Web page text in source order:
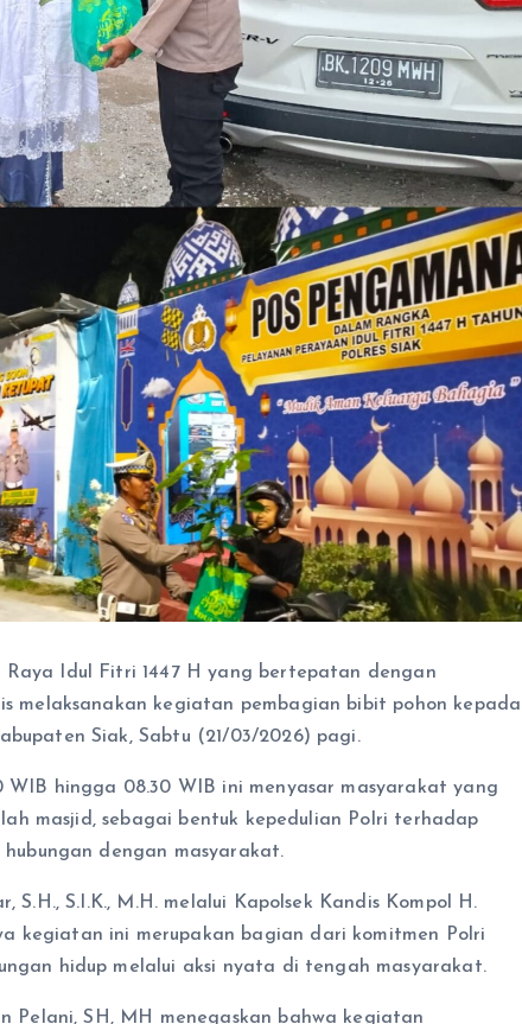
Idul Fitri 1447 H yang bertepatan dengan
melaksanakan kegiatan pembagian bibit pohon kepada
Siak, Sabtu (21/03/2026) pagi.
WIB hingga 08.30 WIB ini menyasar masyarakat yang
masjid, sebagai bentuk kepedulian Polri terhadap
dengan masyarakat.
S.H., S.I.K., M.H. melalui Kapolsek Kandis Kompol H.
kegiatan ini merupakan bagian dari komitmen Polri
hidup melalui aksi nyata di tengah masyarakat.
Pelani, SH, MH menegaskan bahwa kegiatan